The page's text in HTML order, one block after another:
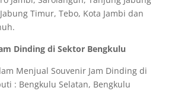
Timur, Tebo, Kota Jambi dan
Dinding di Sektor Bengkulu
Menjual Souvenir Jam Dinding di
: Bengkulu Selatan, Bengkulu